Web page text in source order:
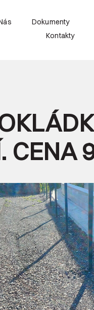
Dokumenty
Kontakty
CENA